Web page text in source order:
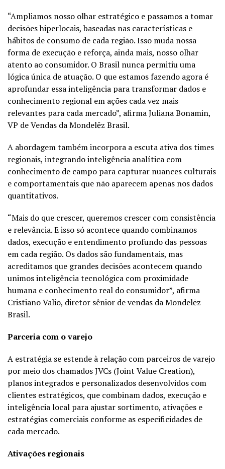
“Ampliamos nosso olhar estratégico e passamos a tomar
decisões hiperlocais, baseadas nas características e
hábitos de consumo de cada região. Isso muda nossa
forma de execução e reforça, ainda mais, nosso olhar
atento ao consumidor. O Brasil nunca permitiu uma
lógica única de atuação. O que estamos fazendo agora é
aprofundar essa inteligência para transformar dados e
conhecimento regional em ações cada vez mais
relevantes para cada mercado”, afirma Juliana Bonamin,
VP de Vendas da Mondelēz Brasil.
A abordagem também incorpora a escuta ativa dos times
regionais, integrando inteligência analítica com
conhecimento de campo para capturar nuances culturais
e comportamentais que não aparecem apenas nos dados
quantitativos.
“Mais do que crescer, queremos crescer com consistência
e relevância. E isso só acontece quando combinamos
dados, execução e entendimento profundo das pessoas
em cada região. Os dados são fundamentais, mas
acreditamos que grandes decisões acontecem quando
unimos inteligência tecnológica com proximidade
humana e conhecimento real do consumidor”, afirma
Cristiano Valio, diretor sênior de vendas da Mondelēz
Brasil.
Parceria com o varejo
A estratégia se estende à relação com parceiros de varejo
por meio dos chamados JVCs (Joint Value Creation),
planos integrados e personalizados desenvolvidos com
clientes estratégicos, que combinam dados, execução e
inteligência local para ajustar sortimento, ativações e
estratégias comerciais conforme as especificidades de
cada mercado.
Ativações regionais